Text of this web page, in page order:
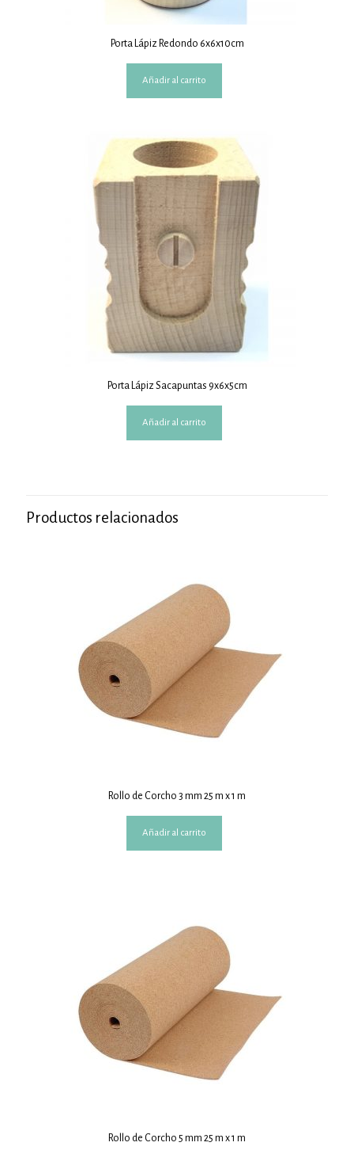
Porta Lápiz Redondo 6x6x10cm
Añadir al carrito
Porta Lápiz Sacapuntas 9x6x5cm
Añadir al carrito
Productos relacionados
Rollo de Corcho 3 mm 25 m x 1 m
Añadir al carrito
Rollo de Corcho 5 mm 25 m x 1 m